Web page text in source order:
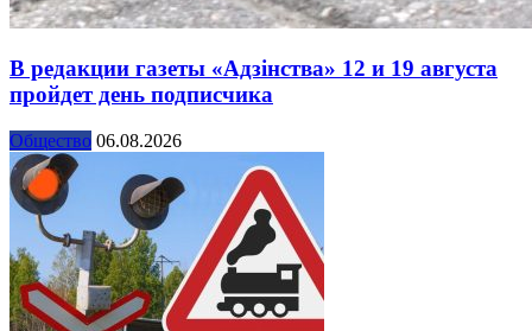
В редакции газеты «Адзінства» 12 и 19 августа
пройдет день подписчика
Общество 06.08.2026